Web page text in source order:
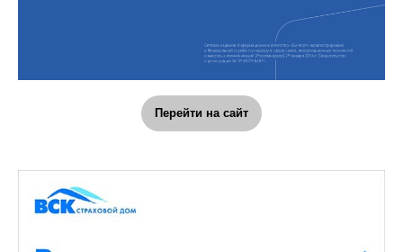
Перейти на сайт